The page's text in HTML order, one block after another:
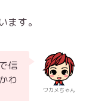
ます。
ワカメちゃん
信
わ